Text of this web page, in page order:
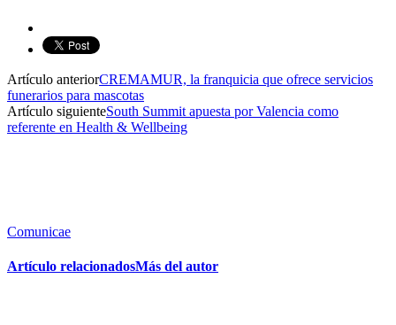
Artículo anteriorCREMAMUR, la franquicia que ofrece servicios
funerarios para mascotas
Artículo siguienteSouth Summit apuesta por Valencia como
referente en Health & Wellbeing
Comunicae
Artículo relacionadosMás del autor